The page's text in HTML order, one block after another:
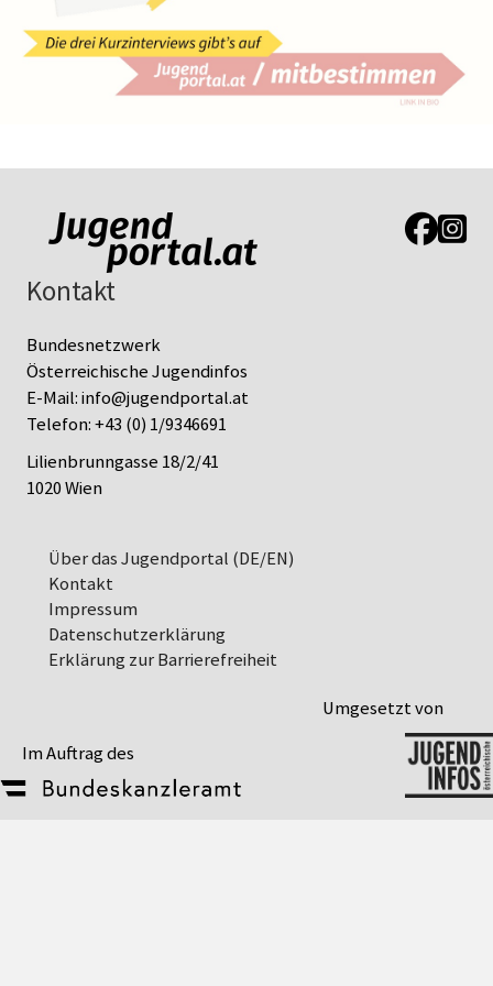
Link zur
Link
Kontakt
Bundesnetzwerk
Österreichische Jugendinfos
E-Mail:info@jugendportal.at
Telefon:+43 (0) 1/9346691
Lilienbrunngasse 18/2/41
1020 Wien
Über das Jugendportal (DE/EN)
Kontakt
Impressum
Datenschutz­erklärung
Erklärung zur Barrierefreiheit
Im Auftrag des
Umgesetzt von